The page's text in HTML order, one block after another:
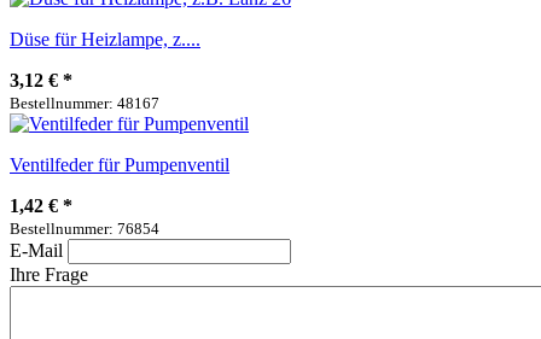
Düse für Heizlampe, z....
3,12 € *
Bestellnummer: 48167
Ventilfeder für Pumpenventil
1,42 € *
Bestellnummer: 76854
E-Mail
Ihre Frage